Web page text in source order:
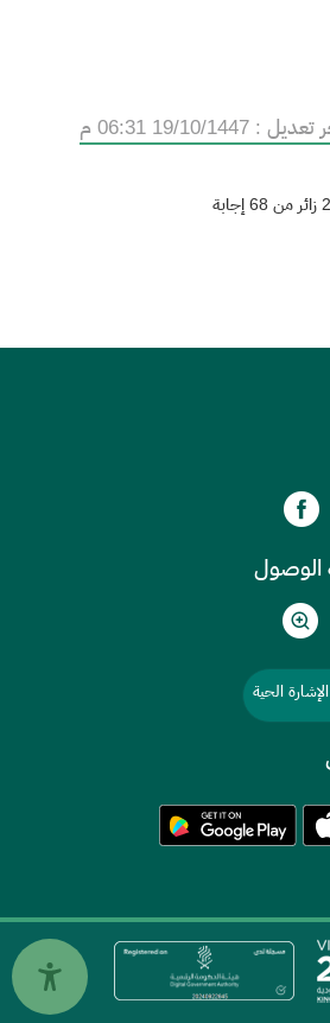
تعديل : 19/10/1447 06:31 م
الوصول
الحية